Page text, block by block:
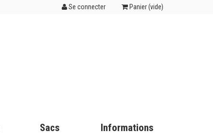
Se connecter Panier (vide)
Sacs Informations